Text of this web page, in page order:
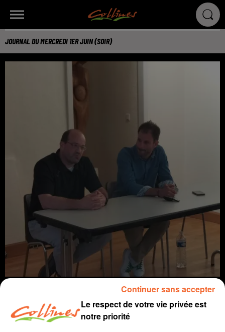
JOURNAL DU MERCREDI 1ER JUIN (SOIR)
Le respect de votre vie privée est
notre priorité
Continuer sans accepter